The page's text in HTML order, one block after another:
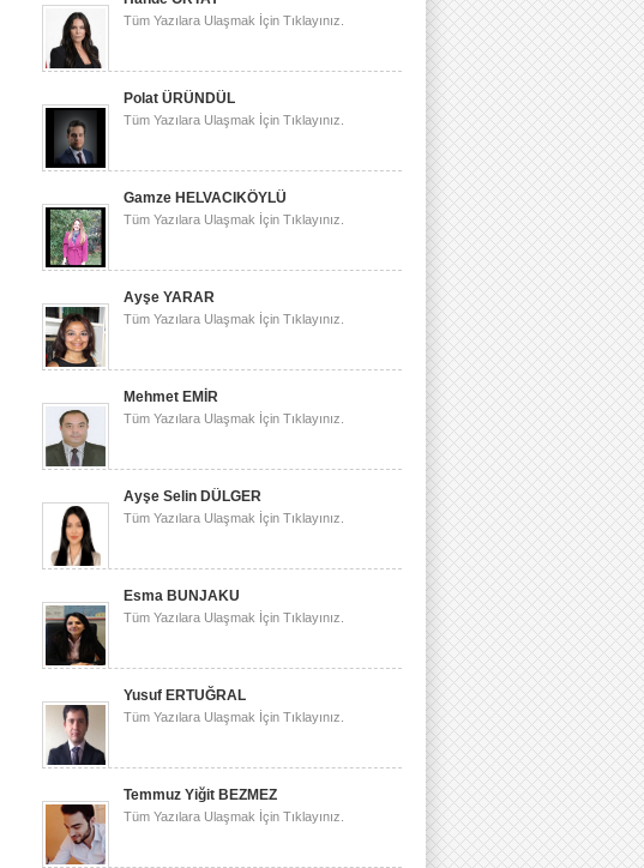
Tüm Yazılara Ulaşmak İçin Tıklayınız.
Polat ÜRÜNDÜL
Tüm Yazılara Ulaşmak İçin Tıklayınız.
Gamze HELVACIKÖYLÜ
Tüm Yazılara Ulaşmak İçin Tıklayınız.
Ayşe YARAR
Tüm Yazılara Ulaşmak İçin Tıklayınız.
Mehmet EMİR
Tüm Yazılara Ulaşmak İçin Tıklayınız.
Ayşe Selin DÜLGER
Tüm Yazılara Ulaşmak İçin Tıklayınız.
Esma BUNJAKU
Tüm Yazılara Ulaşmak İçin Tıklayınız.
Yusuf ERTUĞRAL
Tüm Yazılara Ulaşmak İçin Tıklayınız.
Temmuz Yiğit BEZMEZ
Tüm Yazılara Ulaşmak İçin Tıklayınız.